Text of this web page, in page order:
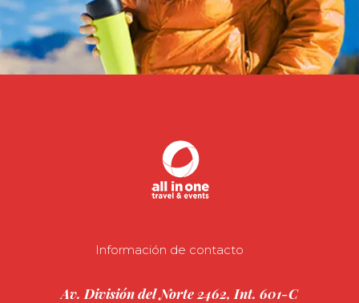
Información de contacto
Av. División del Norte 2462, Int. 601-C